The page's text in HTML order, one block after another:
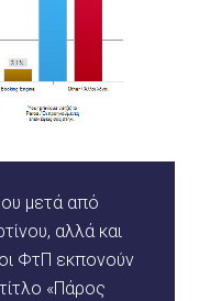
μετά από
αλλά και
ΦτΠ εκπονούν
«Πάρος